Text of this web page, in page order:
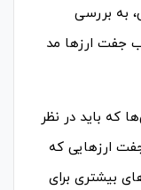
به بررسی
جفت ارزها مد
که باید در نظر
ارزهایی که
بیشتری برای